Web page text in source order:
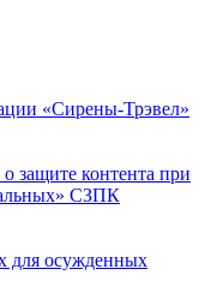
«Сирены-Трэвел»
защите контента при
СЗПК
для осужденных